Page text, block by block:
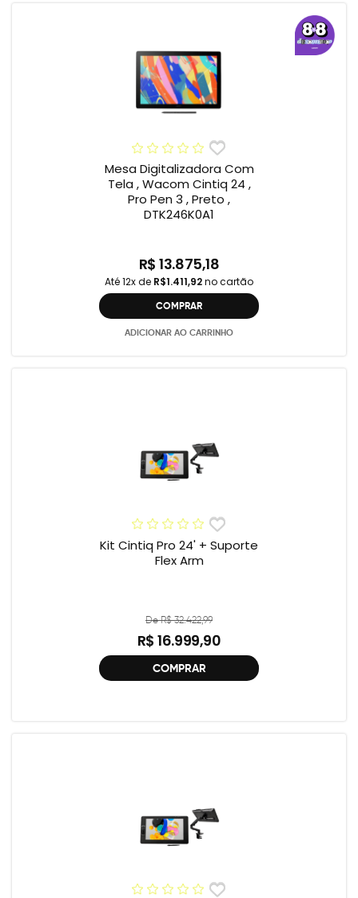
Mesa Digitalizadora Com
Tela , Wacom Cintiq 24 ,
Pro Pen 3 , Preto ,
DTK246K0A1
R$ 13.875,18
Até 12x de R$1.411,92no cartão
COMPRAR
ADICIONAR AO CARRINHO
Kit Cintiq Pro 24' + Suporte
Flex Arm
De R$ 32.422,99
R$ 16.999,90
COMPRAR